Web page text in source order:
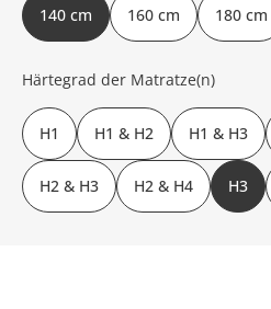
140 cm 160 cm 180 cm
Härtegrad der Matratze(n)
H1 H1 & H2 H1 & H3
H2 & H3 H2 & H4 H3